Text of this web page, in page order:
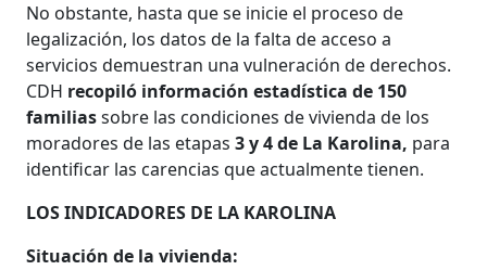
No obstante, hasta que se inicie el proceso de
legalización, los datos de la falta de acceso a
servicios demuestran una vulneración de derechos.
CDH recopiló información estadística de 150
familiassobre las condiciones de vivienda de los
moradores de las etapas3 y 4 de La Karolina, para
identificar las carencias que actualmente tienen.
LOS INDICADORES DE LA KAROLINA
Situación de la vivienda: